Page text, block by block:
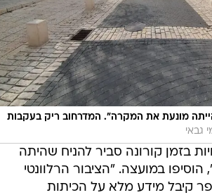
מונעת את המקרה". המדרחוב ריק בעקבות
גבאי
בזמן קורונה סביר להניח שהיתה
הוסיפו במועצה. "הציבור הרלוונטי
קיבל מידע מלא על הכיתות